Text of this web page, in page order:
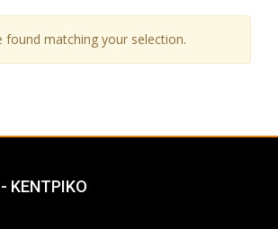
found matching your selection.
ΚΕΝΤΡΙΚΟ